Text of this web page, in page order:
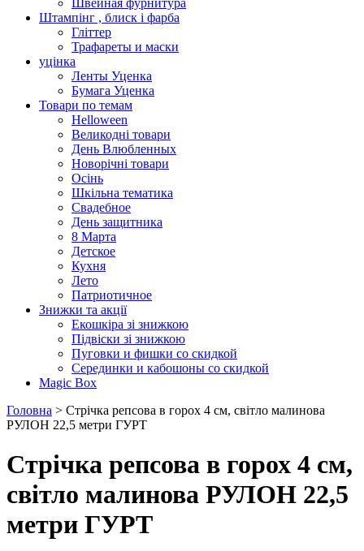
Швейная фурнитура
Штампінг , блиск і фарба
Гліттер
Трафареты и маски
уцінка
Ленты Уценка
Бумага Уценка
Товари по темам
Helloween
Великодні товари
День Влюбленных
Новорічні товари
Осінь
Шкільна тематика
Свадебное
День защитника
8 Марта
Детское
Кухня
Лето
Патриотичное
Знижки та акції
Екошкіра зі знижкою
Підвіски зі знижкою
Пуговки и фишки со скидкой
Серединки и кабошоны со скидкой
Magic Box
Головна > Стрічка репсова в горох 4 см, світло малинова
РУЛОН 22,5 метри ГУРТ
Стрічка репсова в горох 4 см,
світло малинова РУЛОН 22,5
метри ГУРТ